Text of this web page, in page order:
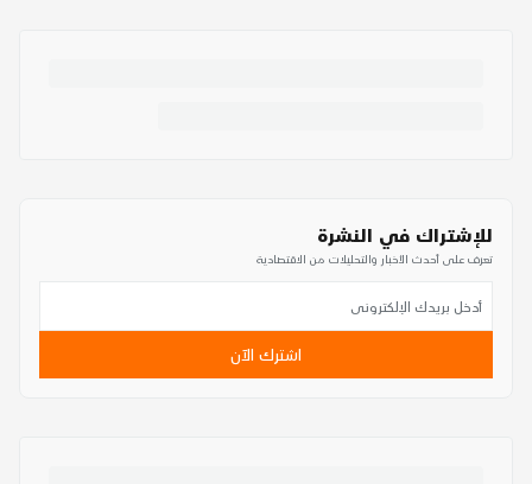
للإشتراك في النشرة
تعرف على أحدث الأخبار والتحليلات من الاقتصادية
اشترك الآن